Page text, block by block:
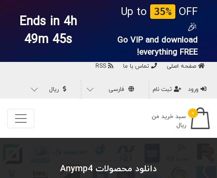
Up to 35%
OFF
🎉
Go VIP and download
everything FREE!
Ends in 4h
49m 45s
صفحه اصلی تماس با ما
ورود ثبت نام فارسی ریال
۰
سبد خرید من
ریال
دانلود محصولات Anymp4